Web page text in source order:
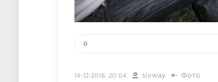
0
14-12-2018, 20:04 sivway Фото